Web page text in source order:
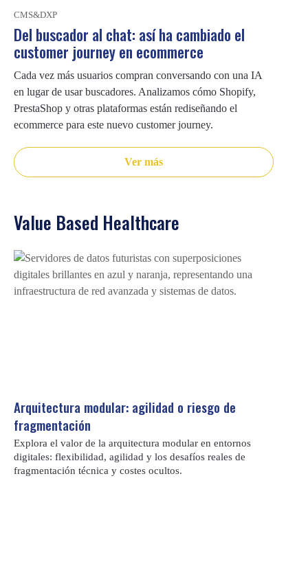
a
r
i
a
l
y
r
a
s
o
r
m
n
d
i
g
CMS&DXP
Del buscador al chat: así ha cambiado el
customer journey en ecommerce
Cada vez más usuarios compran conversando con una IA
en lugar de usar buscadores. Analizamos cómo Shopify,
PrestaShop y otras plataformas están rediseñando el
ecommerce para este nuevo customer journey.
Ver más
Value Based Healthcare
Arquitectura modular: agilidad o riesgo de
fragmentación
Explora el valor de la arquitectura modular en entornos
digitales: flexibilidad, agilidad y los desafíos reales de
fragmentación técnica y costes ocultos.